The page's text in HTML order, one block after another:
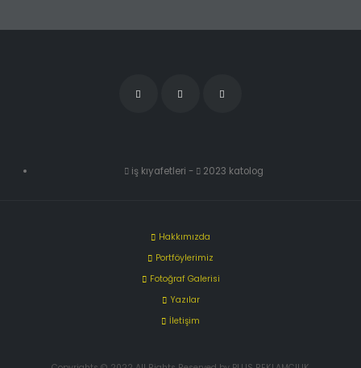
iş kıyafetleri - 2023 katolog
Hakkımızda
Portföylerimiz
Fotoğraf Galerisi
Yazılar
İletişim